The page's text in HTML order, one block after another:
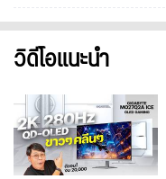
วิดีโอแนะนำ